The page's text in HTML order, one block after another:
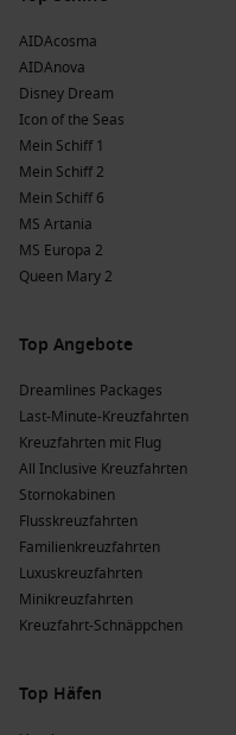
AIDAcosma
AIDAnova
Disney Dream
Icon of the Seas
Mein Schiff 1
Mein Schiff 2
Mein Schiff 6
MS Artania
MS Europa 2
Queen Mary 2
Top Angebote
Dreamlines Packages
Last-Minute-Kreuzfahrten
Kreuzfahrten mit Flug
All Inclusive Kreuzfahrten
Stornokabinen
Flusskreuzfahrten
Familienkreuzfahrten
Luxuskreuzfahrten
Minikreuzfahrten
Kreuzfahrt-Schnäppchen
Top Häfen